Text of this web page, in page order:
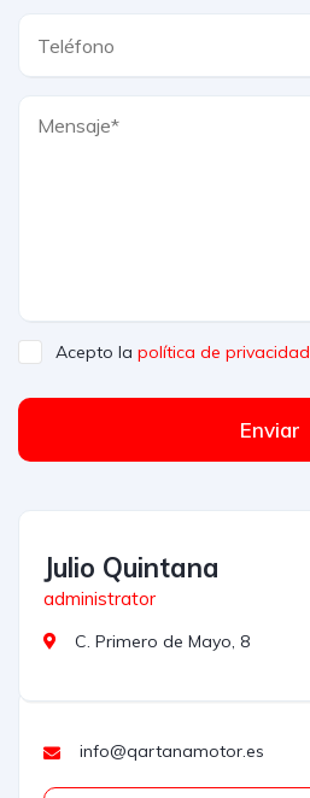
Acepto la política de privacidad
Enviar
Julio Quintana
administrator
C. Primero de Mayo, 8
info@qartanamotor.es